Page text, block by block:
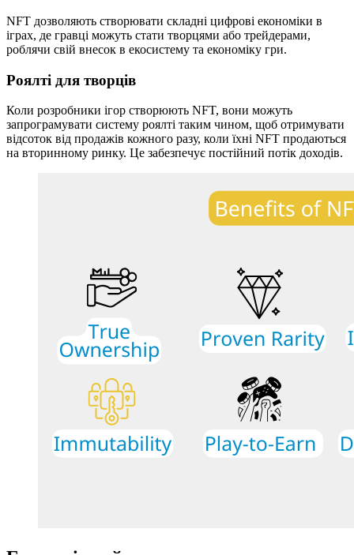
NFT дозволяють створювати складні цифрові економіки в
іграх, де гравці можуть стати творцями або трейдерами,
роблячи свій внесок в екосистему та економіку гри.
Роялті для творців
Коли розробники ігор створюють NFT, вони можуть
запрограмувати систему роялті таким чином, щоб отримувати
відсоток від продажів кожного разу, коли їхні NFT продаються
на вторинному ринку. Це забезпечує постійний потік доходів.